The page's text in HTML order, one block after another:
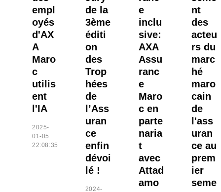
empl
oyés
d'AX
A
Maro
c
utilis
ent
l'IA
2025-
01-05
22:08:35
de la
3ème
éditi
on
des
Trop
hées
de
l’Ass
uran
ce
enfin
dévoi
lé !
2024-
e
inclu
sive:
AXA
Assu
ranc
e
Maro
c en
parte
naria
t
avec
Attad
amo
nt
des
acteu
rs du
marc
hé
maro
cain
de
l'ass
uran
ce au
prem
ier
seme